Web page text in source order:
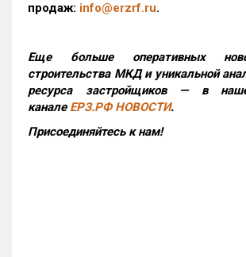
продаж: info@erzrf.ru.
Еще больше оперативных
строительства МКД и уникальной
ресурса застройщиков — в
канале ЕРЗ.РФ НОВОСТИ.
Присоединяйтесь к нам!